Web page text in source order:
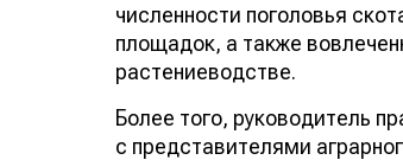
Премьер, глава
численности поголовья
площадок, а также
Более того, руководитель